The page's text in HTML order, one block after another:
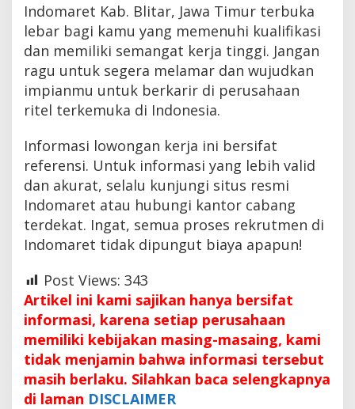
Indomaret Kab. Blitar, Jawa Timur terbuka
lebar bagi kamu yang memenuhi kualifikasi
dan memiliki semangat kerja tinggi. Jangan
ragu untuk segera melamar dan wujudkan
impianmu untuk berkarir di perusahaan
ritel terkemuka di Indonesia.
Informasi lowongan kerja ini bersifat
referensi. Untuk informasi yang lebih valid
dan akurat, selalu kunjungi situs resmi
Indomaret atau hubungi kantor cabang
terdekat. Ingat, semua proses rekrutmen di
Indomaret tidak dipungut biaya apapun!
Post Views: 343
Artikel ini kami sajikan hanya bersifat
informasi, karena setiap perusahaan
memiliki kebijakan masing-masaing, kami
tidak menjamin bahwa informasi tersebut
masih berlaku. Silahkan baca selengkapnya
di laman DISCLAIMER